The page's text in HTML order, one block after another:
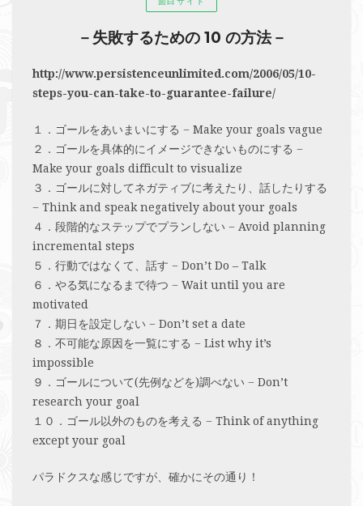
－失敗するための 10 の方法－
http://www.persistenceunlimited.com/2006/05/10-
steps-you-can-take-to-guarantee-failure/
１．ゴールをあいまいにする − Make your goals vague
２．ゴールを具体的にイメージできないものにする −
Make your goals difficult to visualize
３．ゴールに対してネガティブに考えたり、話したりする
− Think and speak negatively about your goals
４．段階的なステップでプランしない − Avoid planning
incremental steps
５．行動ではなくて、話す − Don’t Do – Talk
６．やる気になるまで待つ − Wait until you are
motivated
７．期日を設定しない − Don’t set a date
８．不可能な原因を一覧にする − List why it’s
impossible
９．ゴールについて(先例などを)調べない − Don’t
research your goal
１０．ゴール以外のものを考える − Think of anything
except your goal
パラドクスな感じですが、確かにその通り！